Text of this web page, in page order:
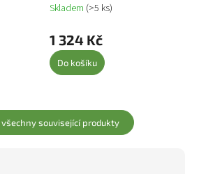
Skladem (>5 ks)
1 324 Kč
Do košíku
související produkty